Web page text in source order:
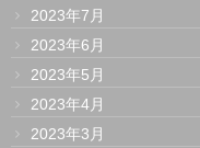
2023年7月
2023年6月
2023年5月
2023年4月
2023年3月